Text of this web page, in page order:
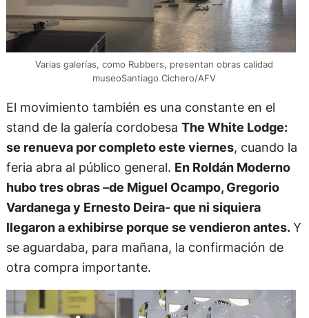
Varias galerías, como Rubbers, presentan obras calidad
museoSantiago Cichero/AFV
El movimiento también es una constante en el
stand de la galería cordobesa The White Lodge:
se renueva por completo este viernes, cuando la
feria abra al público general. En Roldán Moderno
hubo tres obras –de Miguel Ocampo, Gregorio
Vardanega y Ernesto Deira- que ni siquiera
llegaron a exhibirse porque se vendieron antes.Y
se aguardaba, para mañana, la confirmación de
otra compra importante.